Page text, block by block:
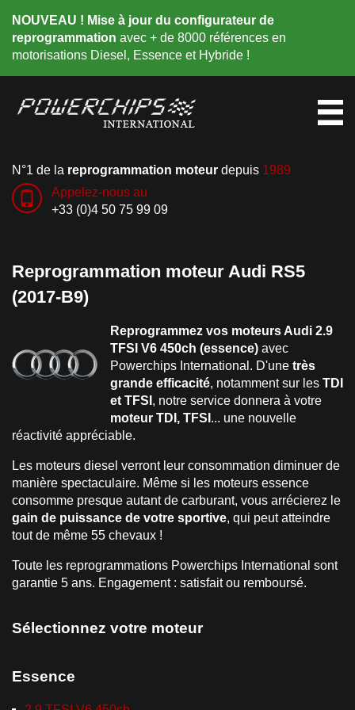
NOUVEAU ! Mise à jour du configurateur de
reprogrammation avec + de 8000 références en
motorisations Diesel, Essence et Hybride !
N°1 de la reprogrammation moteur depuis 1989
Appelez-nous au
+33 (0)4 50 75 99 09
Reprogrammation moteur Audi RS5
(2017-B9)
Reprogrammez vos moteurs Audi 2.9
TFSI V6 450ch (essence) avec
Powerchips International. D'une très
grande efficacité, notamment sur les TDI
et TFSI , notre service donnera à votre
moteur TDI, TFSI ... une nouvelle
réactivité appréciable.
Les moteurs diesel verront leur consommation diminuer de
manière spectaculaire. Même si les moteurs essence
consomme presque autant de carburant, vous arrécierez le
gain de puissance de votre sportive, qui peut atteindre
tout de même 55 chevaux !
Toute les reprogrammations Powerchips International sont
garantie 5 ans. Engagement : satisfait ou remboursé.
Sélectionnez votre moteur
Essence